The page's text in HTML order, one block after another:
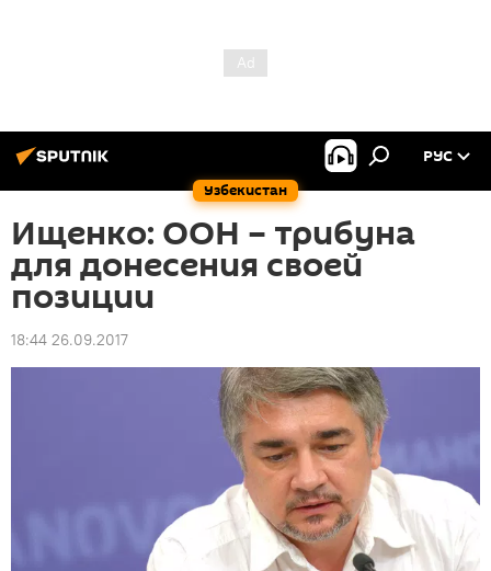
Узбекистан
РУС
Ищенко: ООН – трибуна
для донесения своей
позиции
18:44 26.09.2017